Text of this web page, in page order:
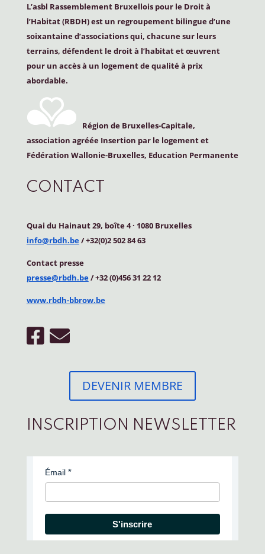
L’asbl Rassemblement Bruxellois pour le Droit à
l’Habitat (RBDH) est un regroupement bilingue d’une
soixantaine d’associations qui, chacune sur leurs
terrains, défendent le droit à l’habitat et œuvrent
pour un accès à un logement de qualité à prix
abordable.
Région de Bruxelles-Capitale,
association agréée Insertion par le logement et
Fédération Wallonie-Bruxelles, Education Permanente
CONTACT
Quai du Hainaut 29, boîte 4· 1080 Bruxelles
info@rbdh.be/ +32(0)2 502 84 63
Contact presse
presse@rbdh.be/ +32 (0)456 31 22 12
www.rbdh-bbrow.be
DEVENIR MEMBRE
INSCRIPTION NEWSLETTER
Émail
S'inscrire